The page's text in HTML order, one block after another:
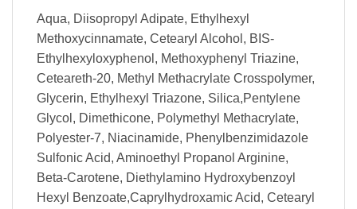
Aqua, Diisopropyl Adipate, Ethylhexyl
Methoxycinnamate, Cetearyl Alcohol, BIS-
Ethylhexyloxyphenol, Methoxyphenyl Triazine,
Ceteareth-20, Methyl Methacrylate Crosspolymer,
Glycerin, Ethylhexyl Triazone, Silica,Pentylene
Glycol, Dimethicone, Polymethyl Methacrylate,
Polyester-7, Niacinamide, Phenylbenzimidazole
Sulfonic Acid, Aminoethyl Propanol Arginine,
Beta-Carotene, Diethylamino Hydroxybenzoyl
Hexyl Benzoate,Caprylhydroxamic Acid, Cetearyl